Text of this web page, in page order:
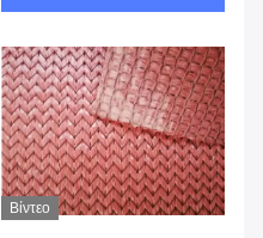
Βίντεο